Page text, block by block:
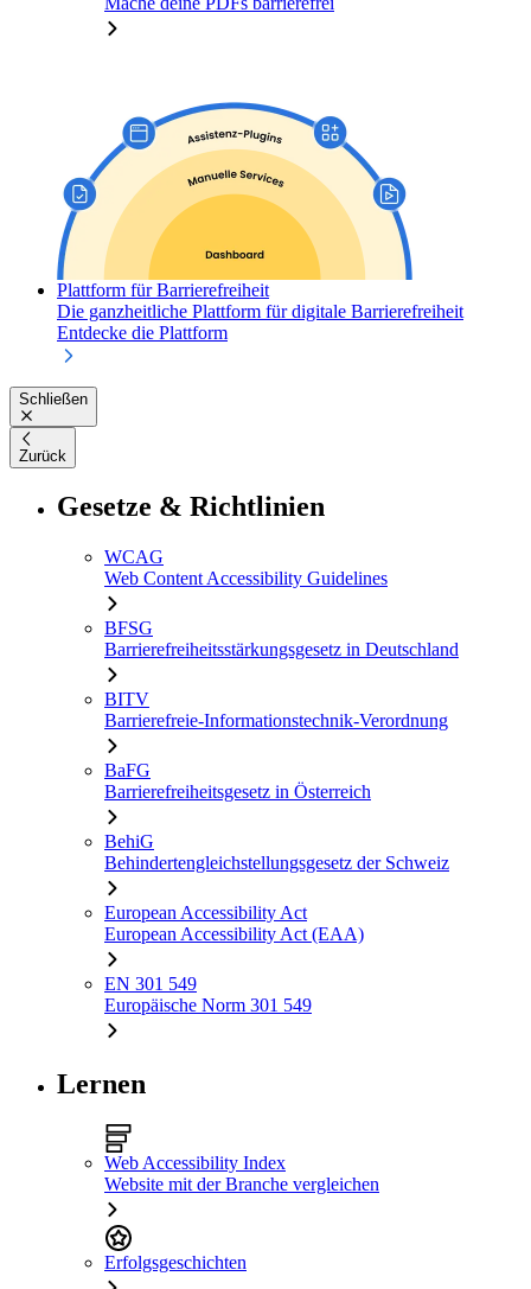
Plattform für Barrierefreiheit
Die ganzheitliche Plattform für digitale Barrierefreiheit
Entdecke die Plattform
Schließen
Zurück
Gesetze & Richtlinien
WCAG
Web Content Accessibility Guidelines
BFSG
Barrierefreiheitsstärkungsgesetz in Deutschland
BITV
Barrierefreie-Informationstechnik-Verordnung
BaFG
Barrierefreiheitsgesetz in Österreich
BehiG
Behindertengleichstellungsgesetz der Schweiz
European Accessibility Act
European Accessibility Act (EAA)
EN 301 549
Europäische Norm 301 549
Lernen
Web Accessibility Index
Website mit der Branche vergleichen
Erfolgsgeschichten